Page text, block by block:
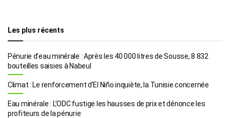
Les plus récents
Pénurie d’eau minérale : Après les 40 000 litres de Sousse, 8 832
bouteilles saisies à Nabeul
Climat : Le renforcement d’El Niño inquiète, la Tunisie concernée
Eau minérale : L’ODC fustige les hausses de prix et dénonce les
profiteurs de la pénurie